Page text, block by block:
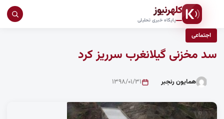
کلهرنیوز
پایگاه خبری تحلیلی
اجتماعی
سد مخزنی گیلانغرب سرریز کرد
همایون رنجبر ۱۳۹۸/۰۱/۳۱